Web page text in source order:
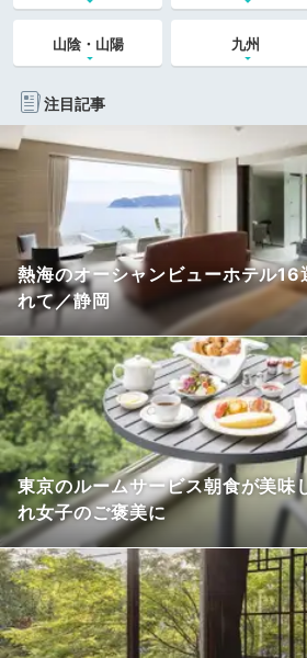
山陰・山陽 九州
注目記事
熱海のオーシャンビューホテル
れて／静岡
東京のルームサービス朝食が美味
れ女子のご褒美に